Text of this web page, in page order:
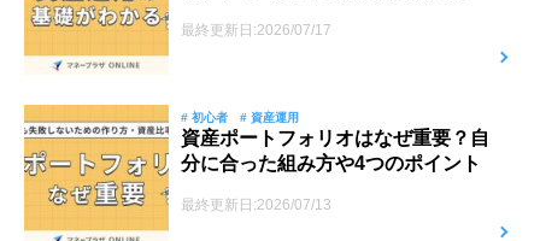
最終更新日:2026/07/17
# 初心者 # 資産運用
資産ポートフォリオはなぜ重要？自
分に合った組み方や4つのポイント
最終更新日:2026/07/13